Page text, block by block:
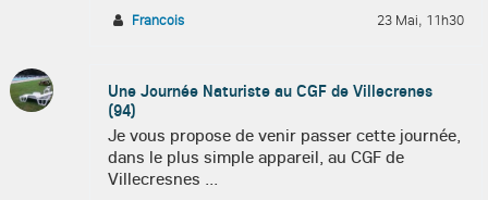
Francois 23 Mai, 11h30
Une Journée Naturiste au CGF de Villecrenes
(94)
Je vous propose de venir passer cette journée,
dans le plus simple appareil, au CGF de
Villecresnes ...